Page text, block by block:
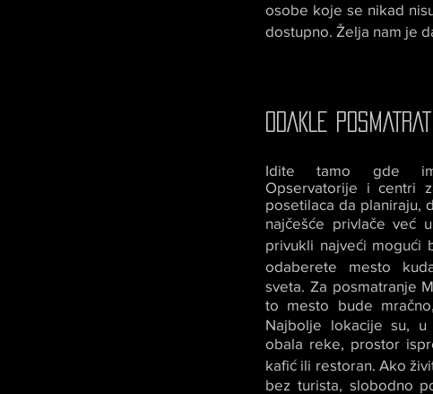
osobe koje se nikad
dostupno. Želja nam je
ODAKLE
Idite tamo gde
Opservatorije i centri
posetilaca da planiraju,
najčešće privlače već
privukli najveći mogući
odaberete mesto
sveta. Za posmatranje
to mesto bude
Najbolje lokacije su, u
obala reke, prostor
kafić ili restoran. Ako
bez turista, slobodno